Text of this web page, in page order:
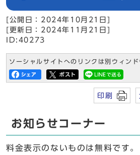
[公開日：2024年10月21日]
[更新日：2024年11月21日]
ID:40273
ソーシャルサイトへのリンクは別ウィンド
印刷
お知らせコーナー
料金表示のないものは無料です。